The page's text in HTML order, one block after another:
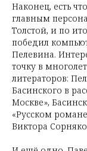
Наконец, есть
главным
Толстой, и по
победил
Пелевина.
точку в
литераторов:
Басинского в
Москве»,
«Русском
Виктора